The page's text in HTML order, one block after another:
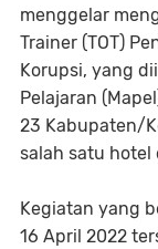
menggelar
Trainer (TOT)
Korupsi, yang
Pelajaran
23 Kabupaten/
salah satu hotel
Kegiatan yang
16 April 2022